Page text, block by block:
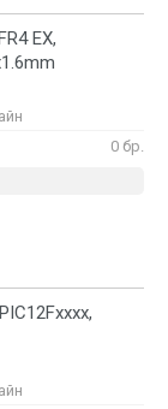
EX,
0 бр.